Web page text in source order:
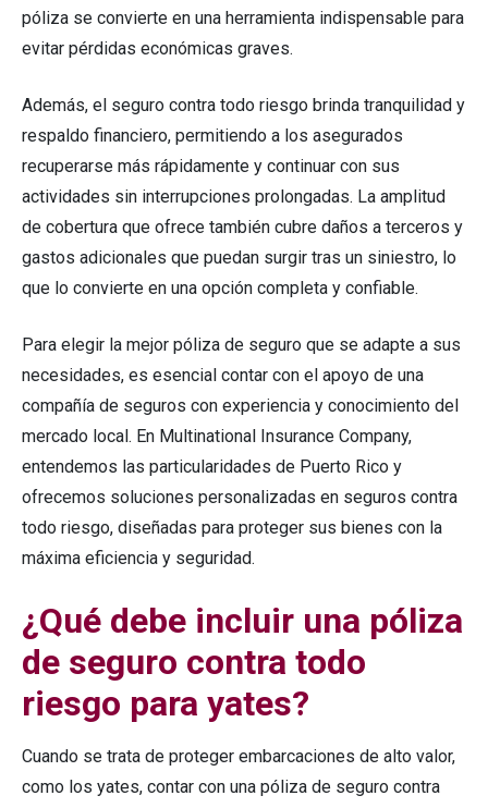
póliza se convierte en una herramienta indispensable para
evitar pérdidas económicas graves.
Además, el seguro contra todo riesgo brinda tranquilidad y
respaldo financiero, permitiendo a los asegurados
recuperarse más rápidamente y continuar con sus
actividades sin interrupciones prolongadas. La amplitud
de cobertura que ofrece también cubre daños a terceros y
gastos adicionales que puedan surgir tras un siniestro, lo
que lo convierte en una opción completa y confiable.
Para elegir la mejor póliza de seguro que se adapte a sus
necesidades, es esencial contar con el apoyo de una
compañía de seguros con experiencia y conocimiento del
mercado local. En Multinational Insurance Company,
entendemos las particularidades de Puerto Rico y
ofrecemos soluciones personalizadas en seguros contra
todo riesgo, diseñadas para proteger sus bienes con la
máxima eficiencia y seguridad.
¿Qué debe incluir una póliza
de seguro contra todo
riesgo para yates?
Cuando se trata de proteger embarcaciones de alto valor,
como los yates, contar con una póliza de seguro contra